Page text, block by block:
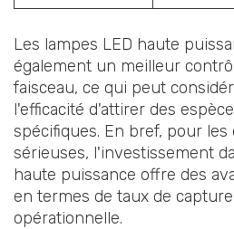
Les lampes LED haute
également un meilleur
faisceau, ce qui peut
l'efficacité d'attirer des
spécifiques. En bref, pour
sérieuses, l'investissement
haute puissance offre des
en termes de taux de
opérationnelle.